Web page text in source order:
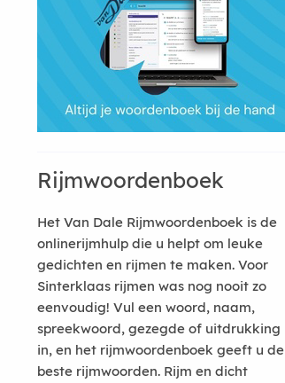
Rijmwoordenboek
Het Van Dale Rijmwoordenboek is de
onlinerijmhulp die u helpt om leuke
gedichten en rijmen te maken. Voor
Sinterklaas rijmen was nog nooit zo
eenvoudig! Vul een woord, naam,
spreekwoord, gezegde of uitdrukking
in, en het rijmwoordenboek geeft u de
beste rijmwoorden. Rijm en dicht